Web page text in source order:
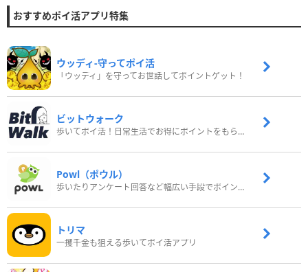
おすすめポイ活アプリ特集
ウッディ‐守ってポイ活
「ウッディ」を守ってお世話してポイントゲット！
ビットウォーク
歩いてポイ活！日常生活でお得にポイントをもらおう
Powl（ポウル）
歩いたりアンケート回答など幅広い手段でポイントをゲット
トリマ
一攫千金も狙える歩いてポイ活アプリ